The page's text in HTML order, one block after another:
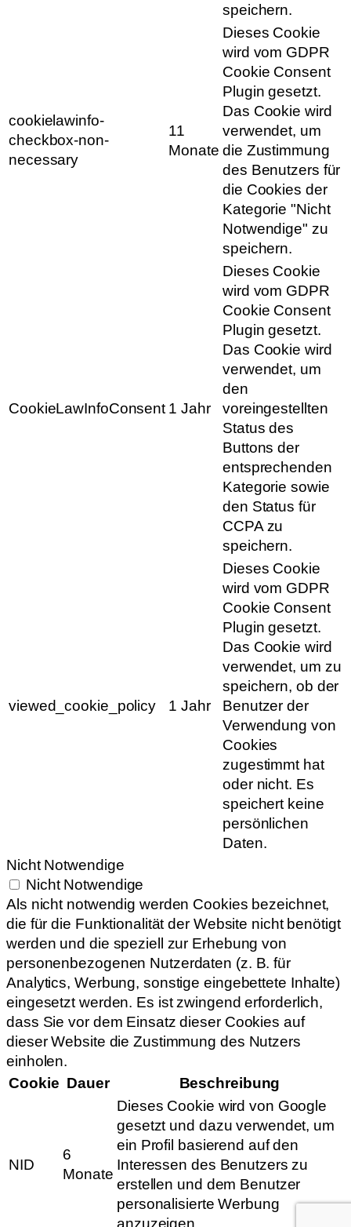
speichern.
cookielawinfo-
checkbox-non-
necessary
11
Monate
Dieses Cookie
wird vom GDPR
Cookie Consent
Plugin gesetzt.
Das Cookie wird
verwendet, um
die Zustimmung
des Benutzers für
die Cookies der
Kategorie "Nicht
Notwendige" zu
speichern.
CookieLawInfoConsent 1 Jahr
Dieses Cookie
wird vom GDPR
Cookie Consent
Plugin gesetzt.
Das Cookie wird
verwendet, um
den
voreingestellten
Status des
Buttons der
entsprechenden
Kategorie sowie
den Status für
CCPA zu
speichern.
viewed_cookie_policy 1 Jahr
Dieses Cookie
wird vom GDPR
Cookie Consent
Plugin gesetzt.
Das Cookie wird
verwendet, um zu
speichern, ob der
Benutzer der
Verwendung von
Cookies
zugestimmt hat
oder nicht. Es
speichert keine
persönlichen
Daten.
Nicht Notwendige
Nicht Notwendige
Als nicht notwendig werden Cookies bezeichnet,
die für die Funktionalität der Website nicht benötigt
werden und die speziell zur Erhebung von
personenbezogenen Nutzerdaten (z. B. für
Analytics, Werbung, sonstige eingebettete Inhalte)
eingesetzt werden. Es ist zwingend erforderlich,
dass Sie vor dem Einsatz dieser Cookies auf
dieser Website die Zustimmung des Nutzers
einholen.
Cookie Dauer Beschreibung
NID
6
Monate
Dieses Cookie wird von Google
gesetzt und dazu verwendet, um
ein Profil basierend auf den
Interessen des Benutzers zu
erstellen und dem Benutzer
personalisierte Werbung
anzuzeigen.